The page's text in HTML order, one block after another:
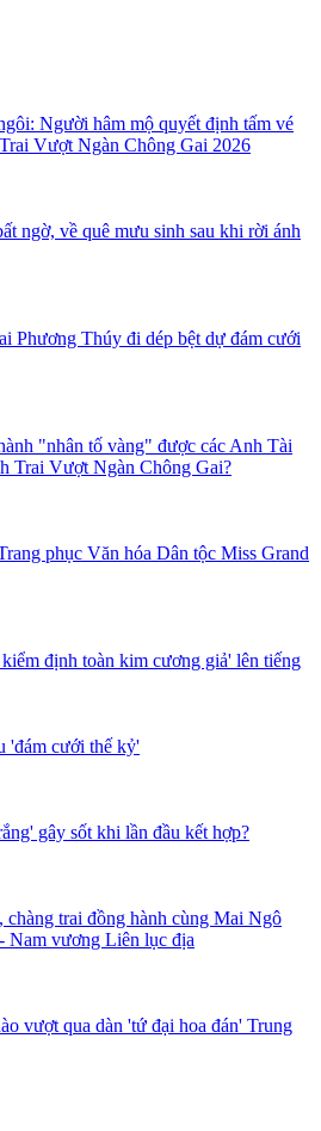
Người hâm mộ quyết định tấm vé
Vượt Ngàn Chông Gai 2026
ngờ, về quê mưu sinh sau khi rời ánh
Phương Thúy đi dép bệt dự đám cưới
"nhân tố vàng" được các Anh Tài
Trai Vượt Ngàn Chông Gai?
phục Văn hóa Dân tộc Miss Grand
định toàn kim cương giả' lên tiếng
'đám cưới thế kỷ'
gây sốt khi lần đầu kết hợp?
trai đồng hành cùng Mai Ngô
Nam vương Liên lục địa
vượt qua dàn 'tứ đại hoa đán' Trung